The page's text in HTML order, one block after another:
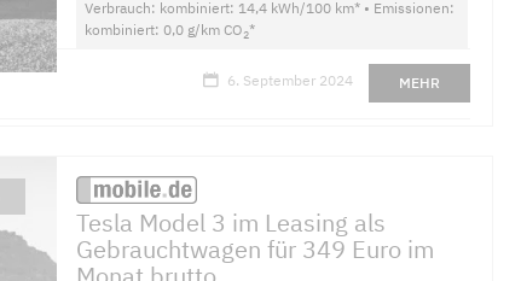
Verbrauch: kombiniert: 14,4 kWh/100 km* • Emissionen:
kombiniert: 0,0 g/km CO2*
6. September 2024 MEHR
Tesla Model 3 im Leasing als
Gebrauchtwagen für 349 Euro im